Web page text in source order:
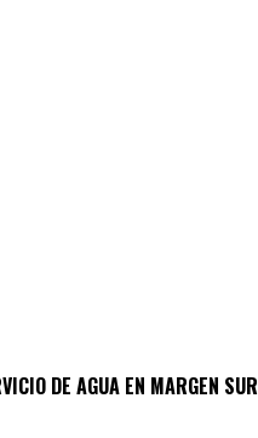
DE AGUA EN MARGEN SUR